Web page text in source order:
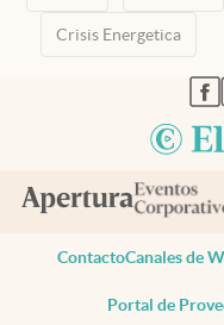
Crisis Energetica
ContactoCanales de
Portal de